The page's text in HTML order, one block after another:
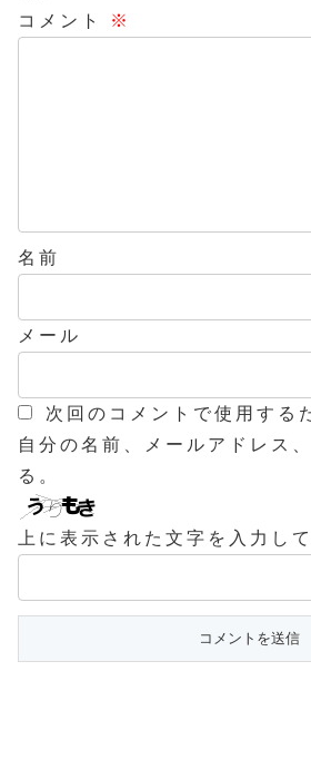
コメント
※
名前
メール
次回のコメントで使用する
自分の名前、メールアドレス
る。
上に表示された文字を入力し